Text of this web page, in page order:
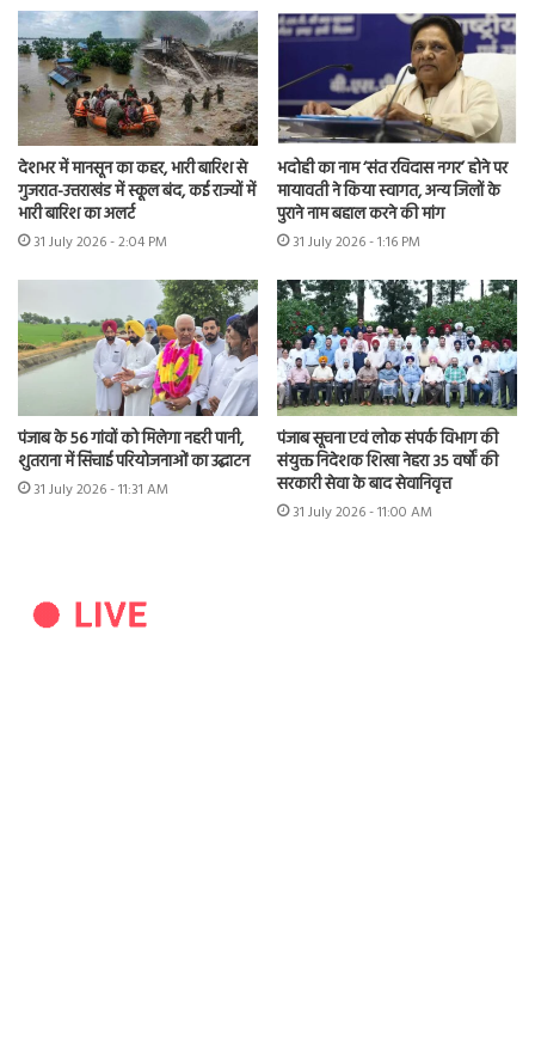
देशभर में मानसून का कहर, भारी बारिश से
गुजरात-उत्तराखंड में स्कूल बंद, कई राज्यों में
भारी बारिश का अलर्ट
31 July 2026 - 2:04 PM
भदोही का नाम ‘संत रविदास नगर’ होने पर
मायावती ने किया स्वागत, अन्य जिलों के
पुराने नाम बहाल करने की मांग
31 July 2026 - 1:16 PM
पंजाब के 56 गांवों को मिलेगा नहरी पानी,
शुतराना में सिंचाई परियोजनाओं का उद्घाटन
31 July 2026 - 11:31 AM
पंजाब सूचना एवं लोक संपर्क विभाग की
संयुक्त निदेशक शिखा नेहरा 35 वर्षों की
सरकारी सेवा के बाद सेवानिवृत्त
31 July 2026 - 11:00 AM